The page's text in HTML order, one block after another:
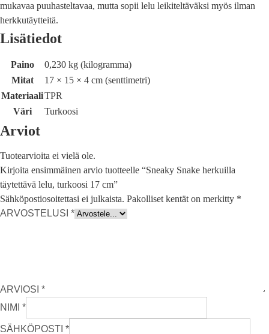
mukavaa puuhasteltavaa, mutta sopii lelu leikiteltäväksi myös ilman
herkkutäytteitä.
Lisätiedot
Paino
0,230 kg (kilogramma)
Mitat
17 × 15 × 4 cm (senttimetri)
MateriaaliTPR
Väri
Turkoosi
Arviot
Tuotearvioita ei vielä ole.
Kirjoita ensimmäinen arvio tuotteelle “Sneaky Snake herkuilla
täytettävä lelu, turkoosi 17 cm”
Sähköpostiosoitettasi ei julkaista. Pakolliset kentät on merkitty *
ARVOSTELUSI *
ARVIOSI *
NIMI *
SÄHKÖPOSTI *